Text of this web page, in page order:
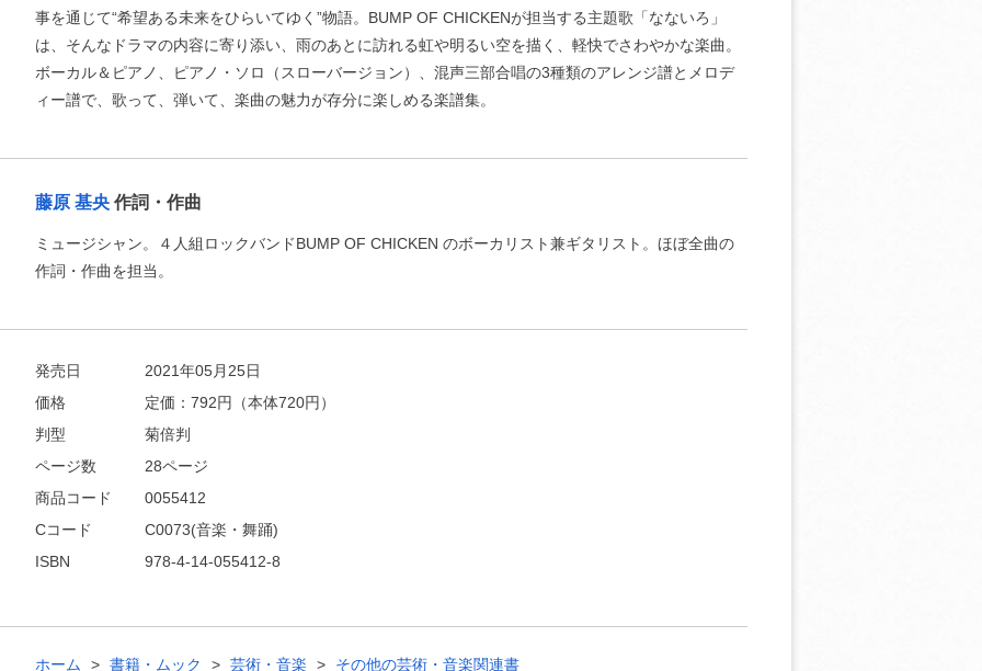
他にも商品を買う
事を通じて“希望ある未来をひらいてゆく”物語。BUMP OF CHICKENが担当する主題歌「なないろ」
は、そんなドラマの内容に寄り添い、雨のあとに訪れる虹や明るい空を描く、軽快でさわやかな楽曲。
ボーカル＆ピアノ、ピアノ・ソロ（スローバージョン）、混声三部合唱の3種類のアレンジ譜とメロデ
ィー譜で、歌って、弾いて、楽曲の魅力が存分に楽しめる楽譜集。
藤原 基央作詞・作曲
ミュージシャン。４人組ロックバンドBUMP OF CHICKEN のボーカリスト兼ギタリスト。ほぼ全曲の
作詞・作曲を担当。
発売日
2021年05月25日
価格
定価： 792円（本体720円）
判型
菊倍判
ページ数
28ページ
商品コード
0055412
Cコード
C0073(音楽・舞踊)
ISBN
978-4-14-055412-8
ホーム 書籍・ムック 芸術・音楽 その他の芸術・音楽関連書